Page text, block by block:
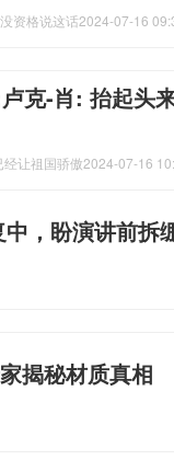
资格说这话2024-07-16
克-肖: 抬起头
让祖国骄傲2024-07-16
，盼演讲前拆
揭秘材质真相